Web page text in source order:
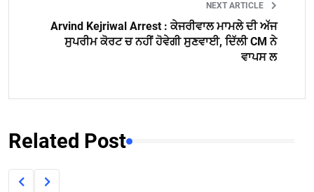
NEXT ARTICLE
Arvind Kejriwal Arrest : ਕੇਜਰੀਵਾਲ ਮਾਮਲੇ ਦੀ ਅੱਜ
ਸੁਪਰੀਮ ਕੋਰਟ ਚ ਨਹੀਂ ਹੋਵੇਗੀ ਸੁਣਵਾਈ, ਦਿੱਲੀ CM ਨੇ
ਵਾਪਸ ਲ
Related Post